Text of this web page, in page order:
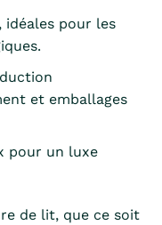
idéales pour les
et emballages
pour un luxe
de lit, que ce soit